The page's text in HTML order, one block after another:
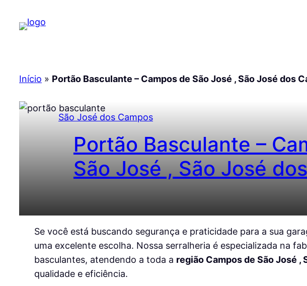
para
Início » Portão Basculante – Campos de São José , São José dos
São José dos Campos
Portão Basculante –
São José , São José
Se você está buscando segurança e praticidade para a sua
uma excelente escolha. Nossa serralheria é especializada na
basculantes, atendendo a toda a região Campos de São José ,
qualidade e eficiência.